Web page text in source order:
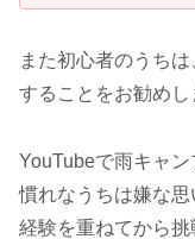
また初心者のうち
することをお勧めし
YouTubeで雨キャ
慣れなうちは嫌な
経験を重ねてから挑